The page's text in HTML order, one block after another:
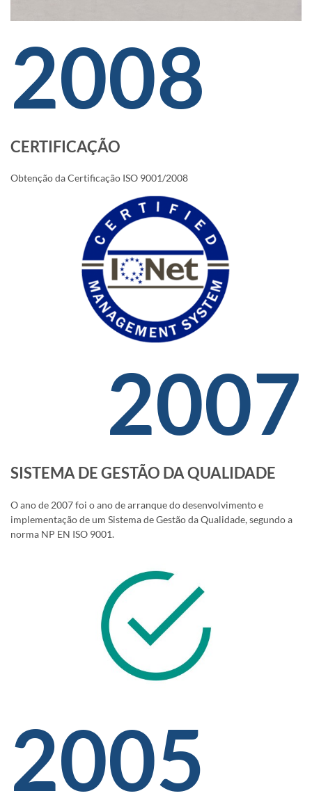
2008
CERTIFICAÇÃO
Obtenção da Certificação ISO 9001/2008
2007
SISTEMA DE GESTÃO DA QUALIDADE
O ano de 2007 foi o ano de arranque do desenvolvimento e
implementação de um Sistema de Gestão da Qualidade, segundo a
norma NP EN ISO 9001.
2005